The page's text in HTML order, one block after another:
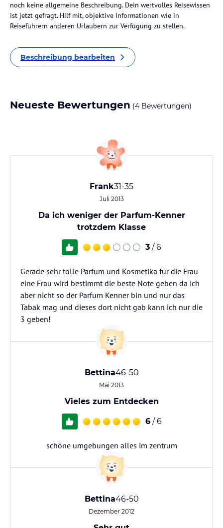
noch keine allgemeine Beschreibung. Dein wertvolles Reisewissen
ist jetzt gefragt. Hilf mit, objektive Informationen wie in
Reiseführern anderen Urlaubern zur Verfügung zu stellen.
Beschreibung bearbeiten
Neueste Bewertungen (4 Bewertungen)
Frank31-35
Juli 2013
Da ich weniger der Parfum-Kenner
trotzdem Klasse
3 / 6
Gerade sehr tolle Parfum und Kosmetika für die Frau
eine Frau wird bestimmt die beste Note geben da ich
aber nicht so der Parfum Kenner bin und nur das
Tabak mag und dieses dort nicht gab kann ich nur die
3 geben!
Bettina46-50
Mai 2013
Vieles zum Entdecken
6 / 6
schöne umgebungen alles im zentrum
Bettina46-50
Dezember 2012